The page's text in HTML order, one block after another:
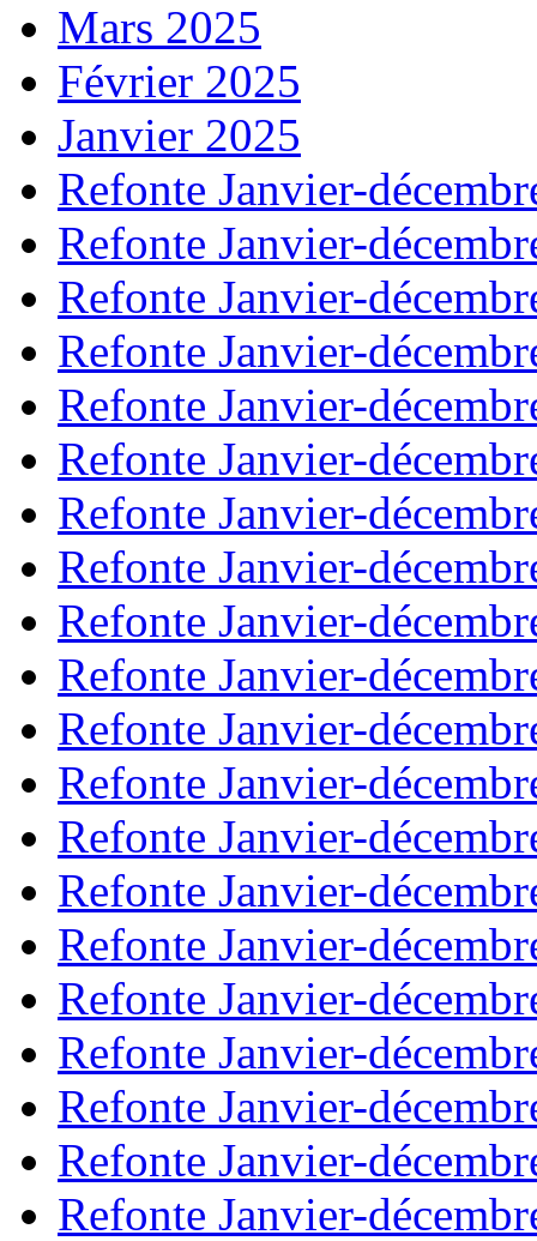
Mars 2025
Février 2025
Janvier 2025
Refonte Janvier-
Refonte Janvier-
Refonte Janvier-
Refonte Janvier-
Refonte Janvier-
Refonte Janvier-
Refonte Janvier-
Refonte Janvier-
Refonte Janvier-
Refonte Janvier-
Refonte Janvier-
Refonte Janvier-
Refonte Janvier-
Refonte Janvier-
Refonte Janvier-
Refonte Janvier-
Refonte Janvier-
Refonte Janvier-
Refonte Janvier-
Refonte Janvier-